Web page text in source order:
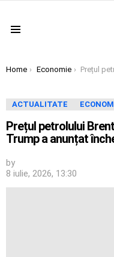
You are here:
Home Economie Prețul petrolului Brent a crescut cu 6%, după ce
ACTUALITATE
Prețul petrolului
Trump a anunțat
by
8 iulie, 2026, 13:30